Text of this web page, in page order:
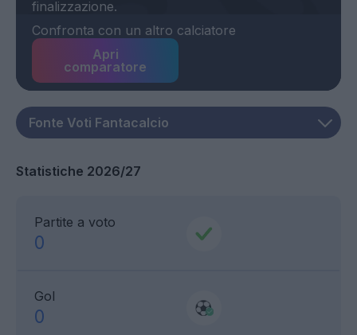
Confronta con un altro calciatore
Apri
comparatore
Statistiche 2026/27
Partite a voto
0
Gol
0